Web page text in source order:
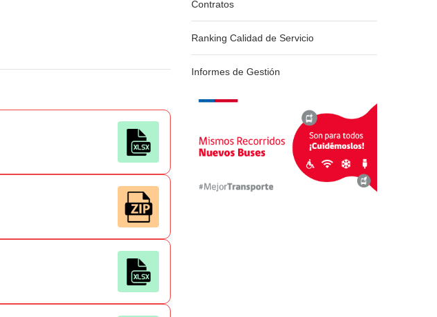
Contratos
Ranking Calidad de Servicio
Informes de Gestión